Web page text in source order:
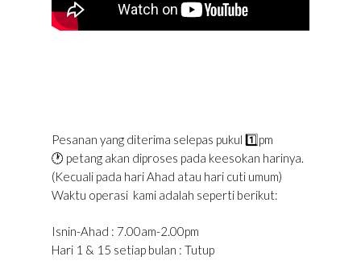
Pesanan yang diterima selepas pukul 1️⃣pm
🕐 petang akan diproses pada keesokan harinya.
(Kecuali pada hari Ahad atau hari cuti umum)
Waktu operasi kami adalah seperti berikut:
Isnin-Ahad : 7.00am-2.00pm
Hari 1 & 15 setiap bulan : Tutup